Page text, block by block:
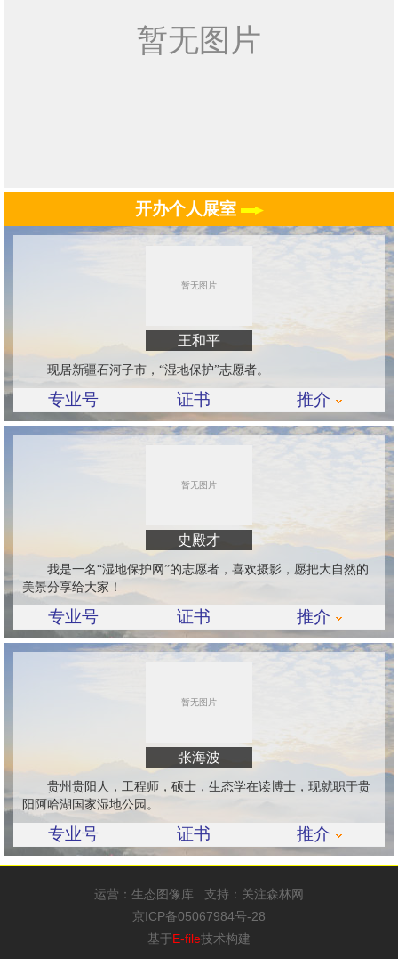
开办个人展室
王和平
现居新疆石河子市，“湿地保护”志愿者。
专业号 证书 推介
史殿才
我是一名“湿地保护网”的志愿者，喜欢摄影，愿把大自然的
美景分享给大家！
专业号 证书 推介
张海波
贵州贵阳人，工程师，硕士，生态学在读博士，现就职于贵
阳阿哈湖国家湿地公园。
专业号 证书 推介
运营： 生态图像库 支持： 关注森林网
京ICP备05067984号-28
基于E-file技术构建